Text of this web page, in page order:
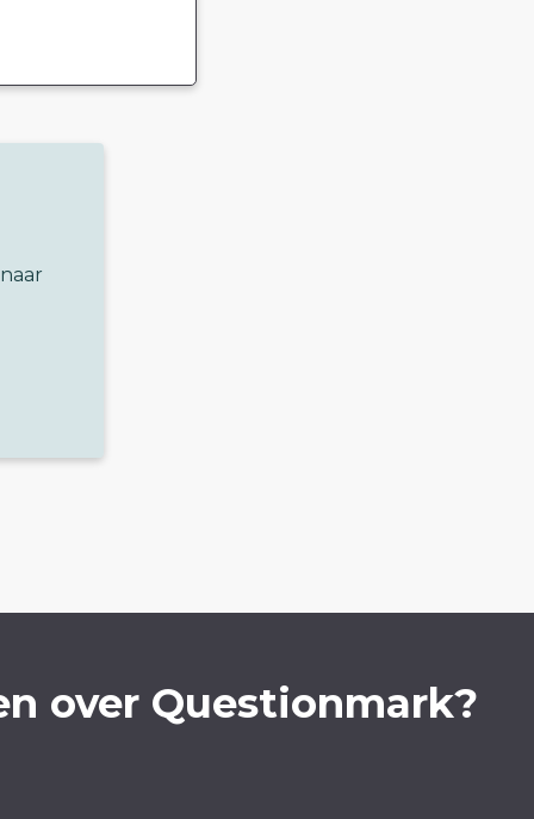
over Questionmark?